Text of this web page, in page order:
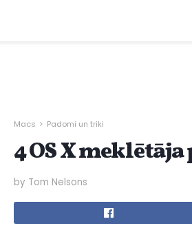
Macs Padomi un triki
4 OS X
by Tom Nelsons